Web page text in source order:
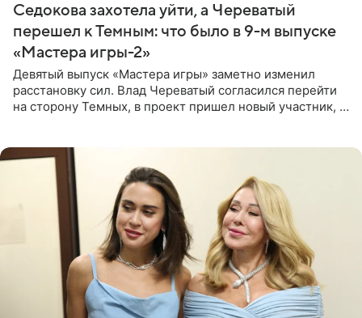
Седокова захотела уйти, а Череватый
перешел к Темным: что было в 9-м выпуске
«Мастера игры-2»
Девятый выпуск «Мастера игры» заметно изменил
расстановку сил. Влад Череватый согласился перейти
на сторону Темных, в проект пришел новый участник, а